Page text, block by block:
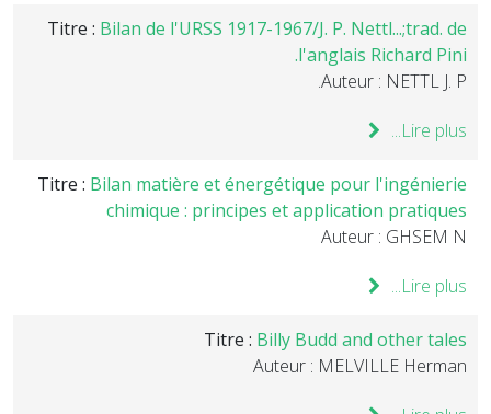
Titre : Bilan de l'URSS 1917-1967/J. P. Nettl...;trad. de
l'anglais Richard Pini.
Auteur : NETTL J. P.
Lire plus...
Titre : Bilan matière et énergétique pour l'ingénierie
chimique : principes et application pratiques
Auteur : GHSEM N
Lire plus...
Titre : Billy Budd and other tales
Auteur : MELVILLE Herman